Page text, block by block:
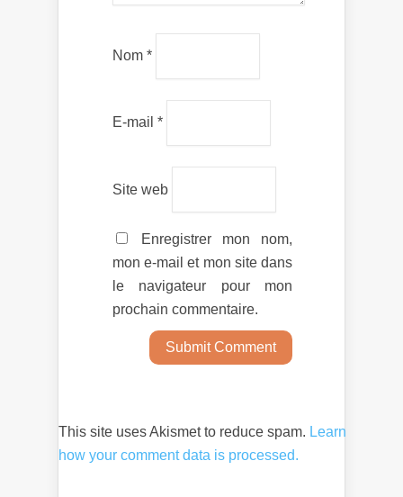
Nom *
E-mail *
Site web
Enregistrer mon nom,
mon e-mail et mon site dans
le navigateur pour mon
prochain commentaire.
This site uses Akismet to reduce spam. Learn
how your comment data is processed.